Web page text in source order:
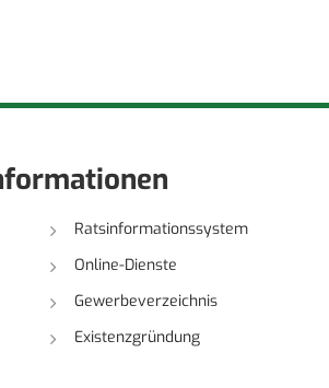
Ratsinformationssystem
Online-Dienste
Gewerbeverzeichnis
Existenzgründung